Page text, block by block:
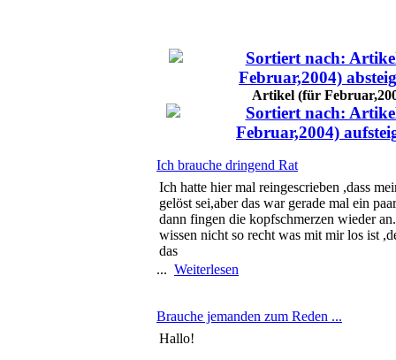
Artikel (für
Ich brauche dringend Rat
Ich hatte hier mal reingescrieben ,dass
gelöst sei,aber das war gerade mal ein
dann fingen die kopfschmerzen wieder
wissen nicht so recht was mit mir los ist
das
... Weiterlesen
Brauche jemanden zum Reden ...
Hallo!